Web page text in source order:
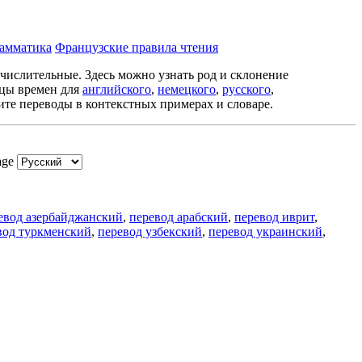
Французские правила чтения
Здесь можно узнать род и склонение
времен для английского, немецкого, русского,
переводы в контекстных примерах и словаре.
азербайджанский, перевод арабский, перевод иврит,
туркменский, перевод узбекский, перевод украинский,